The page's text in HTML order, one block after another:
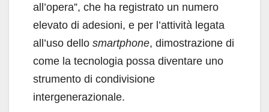
all’opera”, che ha registrato un numero
elevato di adesioni, e per l’attività legata
all’uso dello smartphone, dimostrazione di
come la tecnologia possa diventare uno
strumento di condivisione
intergenerazionale.